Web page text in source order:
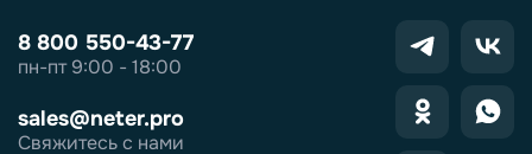
8 800 550-43-77
пн-пт 9:00 - 18:00
sales@neter.pro
Свяжитесь с нами